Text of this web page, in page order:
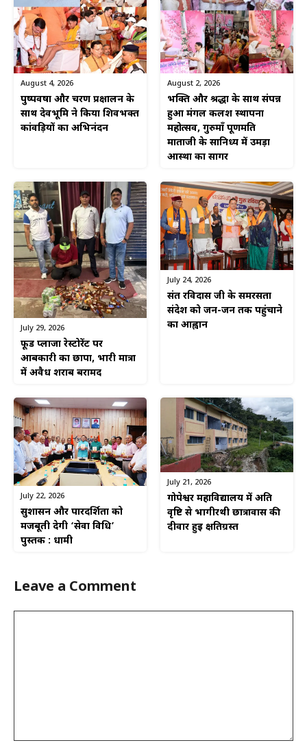
August 4, 2026
पुष्पवर्षा और चरण प्रक्षालन के
साथ देवभूमि ने किया शिवभक्त
कांवड़ियों का अभिनंदन
August 2, 2026
भक्ति और श्रद्धा के साथ संपन्न
हुआ मंगल कलश स्थापना
महोत्सव, गुरुमाँ पूर्णमति
माताजी के सानिध्य में उमड़ा
आस्था का सागर
July 29, 2026
फूड प्लाजा रेस्टोरेंट पर
आबकारी का छापा, भारी मात्रा
में अवैध शराब बरामद
July 24, 2026
संत रविदास जी के समरसता
संदेश को जन-जन तक पहुंचाने
का आह्वान
July 22, 2026
सुशासन और पारदर्शिता को
मजबूती देगी ‘सेवा विधि’
पुस्तक : धामी
July 21, 2026
गोपेश्वर महाविद्यालय में अति
वृष्टि से भागीरथी छात्रावास की
दीवार हुई क्षतिग्रस्त
Leave a Comment